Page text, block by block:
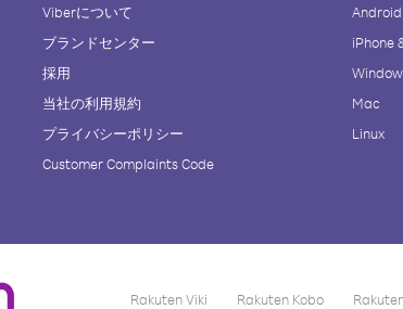
Viberについて
ブランドセンター
採用
当社の利用規約
プライバシーポリシー
Customer Complaints Code
Android
iPhone
Mac
Linux
Rakuten Viki Rakuten Kobo